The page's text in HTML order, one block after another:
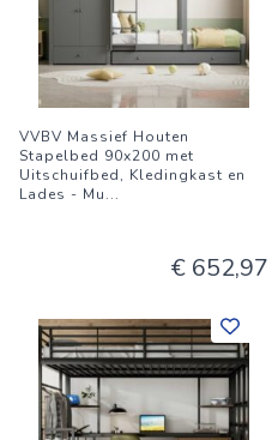
VVBV Massief Houten
Stapelbed 90x200 met
Uitschuifbed, Kledingkast en
Lades - Mu...
€ 652,97